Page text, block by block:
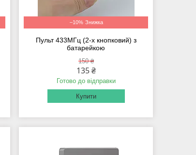
–10%
Пульт 433МГц (2-х кнопковий) з
батарейкою
150 ₴
135 ₴
Готово до відправки
Купити